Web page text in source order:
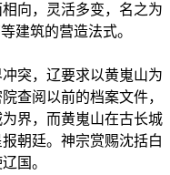
向，灵活多变，名之为
建筑的营造法式。
突，辽要求以黄嵬山为
查阅以前的档案文件，
界，而黄嵬山在古长城
朝廷。神宗赏赐沈括白
国。